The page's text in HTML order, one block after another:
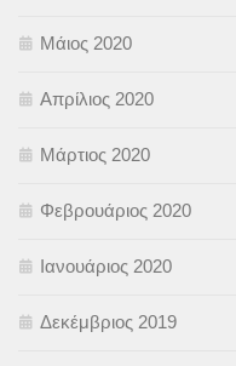
Μάιος 2020
Απρίλιος 2020
Μάρτιος 2020
Φεβρουάριος 2020
Ιανουάριος 2020
Δεκέμβριος 2019